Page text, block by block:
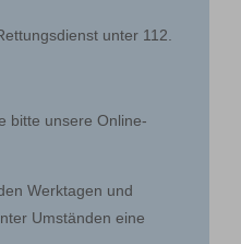
unter 112.
bitte unsere Online-
Werktagen und
Umständen eine